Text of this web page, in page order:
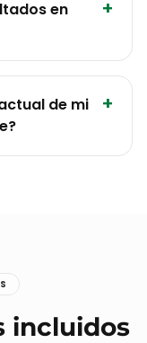
en
+
de mi
+
incluidos